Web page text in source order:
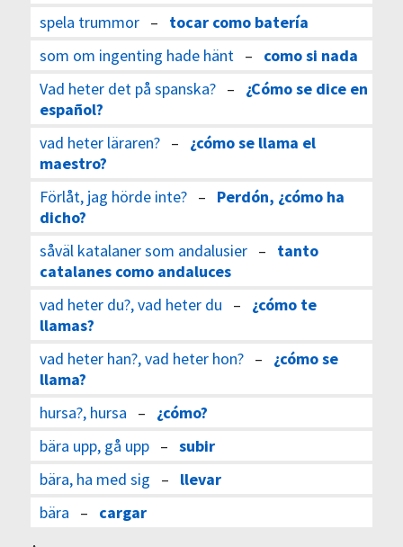
spela trummor– tocar como batería
som om ingenting hade hänt – como si nada
Vad heter det på spanska?– ¿Cómo se dice en
español?
vad heter läraren?– ¿cómo se llama el
maestro?
Förlåt, jag hörde inte?– Perdón, ¿cómo ha
dicho?
såväl katalaner som andalusier– tanto
catalanes como andaluces
vad heter du?, vad heter du – ¿cómo te
llamas?
vad heter han?, vad heter hon?– ¿cómo se
llama?
hursa?, hursa – ¿cómo?
bära upp, gå upp– subir
bära, ha med sig – llevar
bära – cargar